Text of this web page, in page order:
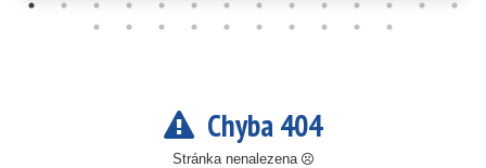
Chyba 404
Stránka nenalezena